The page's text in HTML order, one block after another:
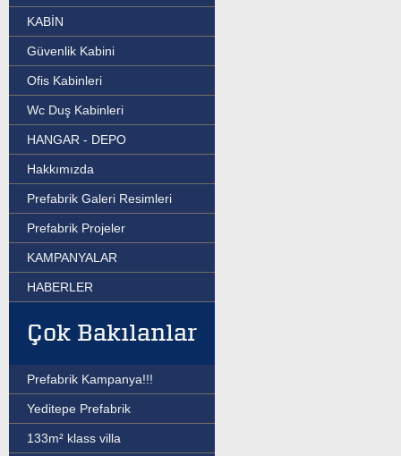
KABİN
Güvenlik Kabini
Ofis Kabinleri
Wc Duş Kabinleri
HANGAR - DEPO
Hakkımızda
Prefabrik Galeri Resimleri
Prefabrik Projeler
KAMPANYALAR
HABERLER
Çok Bakılanlar
Prefabrik Kampanya!!!
Yeditepe Prefabrik
133m² klass villa